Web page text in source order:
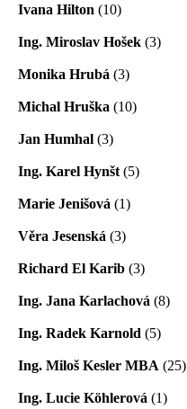
Ivana Hilton (10)
Ing. Miroslav Hošek (3)
Monika Hrubá (3)
Michal Hruška (10)
Jan Humhal (3)
Ing. Karel Hynšt (5)
Marie Jenišová (1)
Věra Jesenská (3)
Richard El Karib (3)
Ing. Jana Karlachová (8)
Ing. Radek Karnold (5)
Ing. Miloš Kesler MBA (25)
Ing. Lucie Köhlerová (1)